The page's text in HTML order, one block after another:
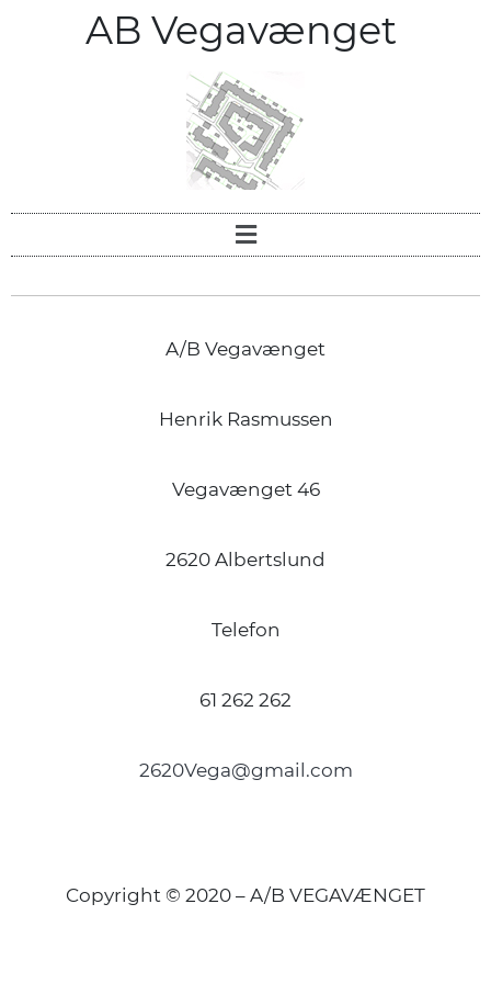
AB Vegavænget
A/B Vegavænget
Henrik Rasmussen
Vegavænget 46
2620 Albertslund
Telefon
61 262 262
2620Vega@gmail.com
Copyright © 2020 – A/B VEGAVÆNGET